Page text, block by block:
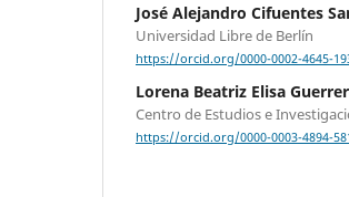
José Alejandro Cifuentes
Universidad Libre de Berlín
https://orcid.org/0000-0002-4645-
Lorena Beatriz Elisa
Centro de Estudios e
https://orcid.org/0000-0003-4894-